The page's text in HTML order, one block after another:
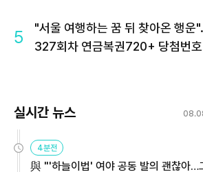
5
"서울 여행하는 꿈 뒤 찾아온 행운
327회차 연금복권720+ 당첨번호
실시간 뉴스
4분전
與 "'하늘이법' 여야 공동 발의 괜찮아…